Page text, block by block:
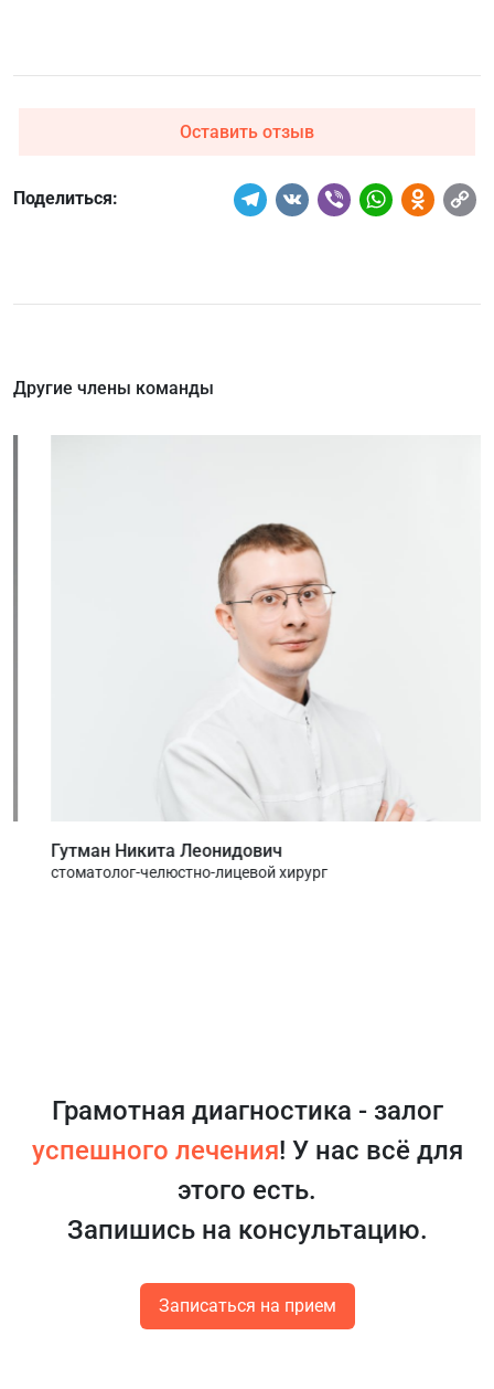
Оставить отзыв
Поделиться:
Другие члены команды
Гутман Никита Леонидович
стоматолог-челюстно-лицевой хирург
Грамотная диагностика - залог
успешного лечения! У нас всё для
этого есть.
Запишись на консультацию.
Записаться на прием